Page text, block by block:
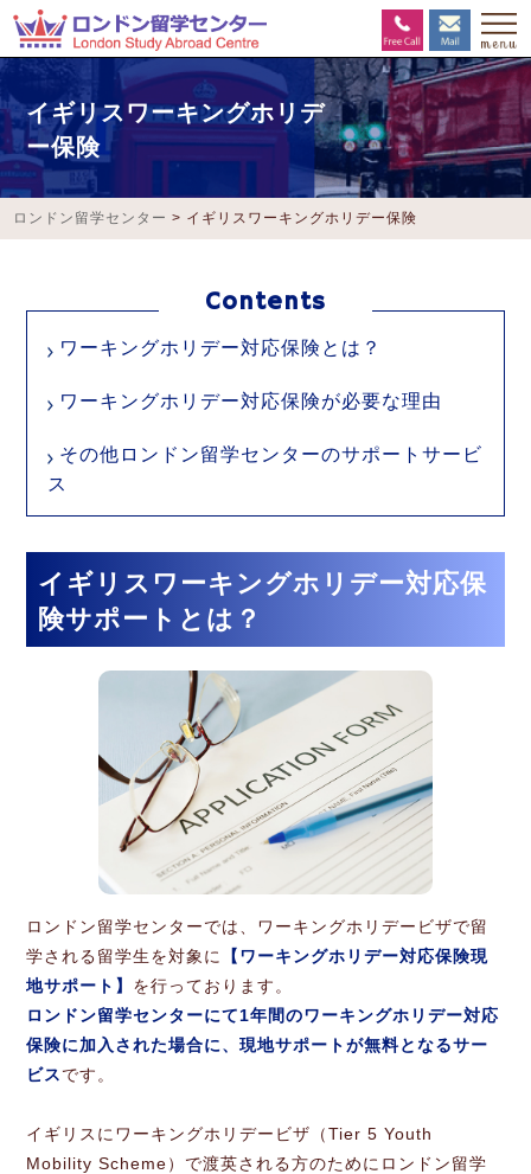
イギリスワーキングホリデ
ー保険
ロンドン留学センター > イギリスワーキングホリデー保険
ワーキングホリデー対応保険とは？
ワーキングホリデー対応保険が必要な理由
その他ロンドン留学センターのサポートサービ
ス
イギリスワーキングホリデー対応保
険サポートとは？
ロンドン留学センターでは、ワーキングホリデービザで留
学される留学生を対象に
【ワーキングホリデー対応保険現
地サポート】 を行っております。
ロンドン留学センターにて1年間のワーキングホリデー対応
保険に加入された場合に、現地サポートが無料となるサー
ビスです。
イギリスにワーキングホリデービザ（Tier 5 Youth
Mobility Scheme）で渡英される方のためにロンドン留学